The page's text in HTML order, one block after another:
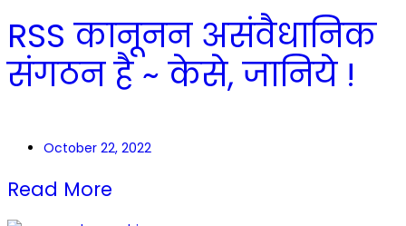
RSS कानूनन असंवैधानिक
संगठन है ~ केसे, जानिये !
October 22, 2022
Read More